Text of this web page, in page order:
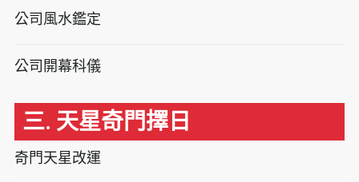
公司風水鑑定
公司開幕科儀
三. 天星奇門擇日
奇門天星改運